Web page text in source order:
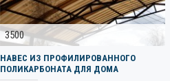
3500
НАВЕС ИЗ ПРОФИЛИРОВАННОГО
ПОЛИКАРБОНАТА ДЛЯ ДОМА